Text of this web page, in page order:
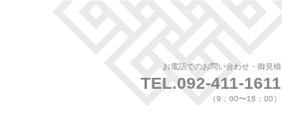
お電話でのお問い合わせ・御見積
TEL.092-411-1611
（9：00〜18：00）